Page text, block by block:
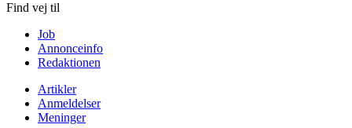
Find vej til
Job
Annonceinfo
Redaktionen
Artikler
Anmeldelser
Meninger